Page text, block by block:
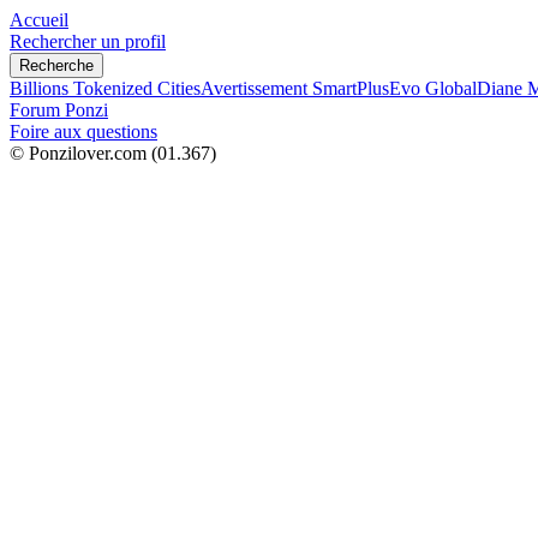
Accueil
Rechercher un profil
Recherche
Billions Tokenized CitiesAvertissement SmartPlusEvo GlobalDiane
Forum Ponzi
Foire aux questions
© Ponzilover.com (01.367)